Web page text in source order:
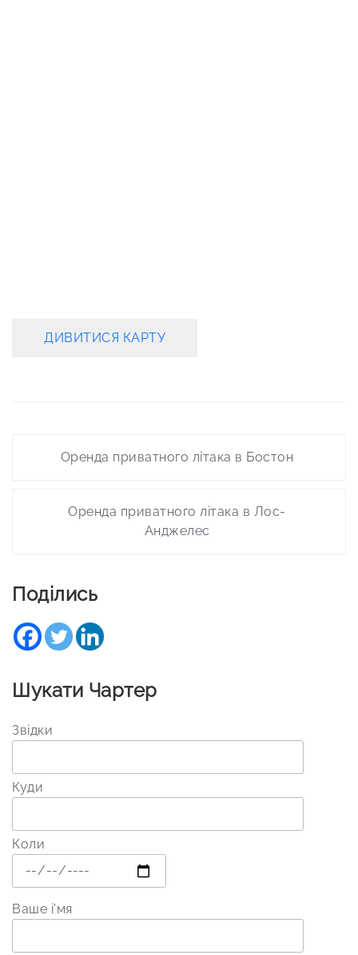
ДИВИТИСЯ КАРТУ
navigation
Оренда приватного літака в Бостон
Оренда приватного літака в Лос-
Анджелес
Поділись
Шукати Чартер
Звідки
Куди
Коли
Ваше і'мя